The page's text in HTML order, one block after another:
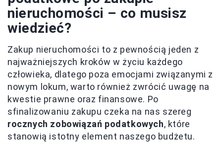
nieruchomości – co musisz
wiedzieć?
Zakup nieruchomości to z pewnością jeden z
najważniejszych kroków w życiu każdego
człowieka, dlatego poza emocjami związanymi z
nowym lokum, warto również zwrócić uwagę na
kwestie prawne oraz finansowe. Po
sfinalizowaniu zakupu czeka na nas szereg
rocznych zobowiązań podatkowych, które
stanowią istotny element naszego budżetu.